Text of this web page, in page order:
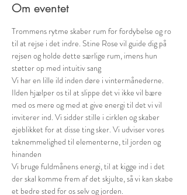
Om eventet
Trommens rytme skaber rum for fordybelse og ro
til at rejse i det indre. Stine Rose vil guide dig på
rejsen og holde dette særlige rum, imens hun
støtter op med intuitiv sang
Vi har en lille ild inden døre i vintermånederne.
Ilden hjælper os til at slippe det vi ikke vil bære
med os mere og med at give energi til det vi vil
inviterer ind. Vi sidder stille i cirklen og skaber
øjeblikket for at disse ting sker. Vi udviser vores
taknemmelighed til elementerne, til jorden og
hinanden
Vi bruge fuldmånens energi, til at kigge ind i det
der skal komme frem af det skjulte, så vi kan skabe
et bedre sted for os selv og jorden.